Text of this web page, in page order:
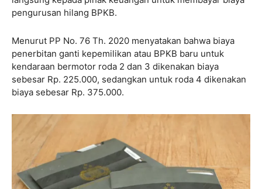
pengurusan hilang BPKB.
Menurut PP No. 76 Th. 2020 menyatakan bahwa biaya
penerbitan ganti kepemilikan atau BPKB baru untuk
kendaraan bermotor roda 2 dan 3 dikenakan biaya
sebesar Rp. 225.000, sedangkan untuk roda 4 dikenakan
biaya sebesar Rp. 375.000.